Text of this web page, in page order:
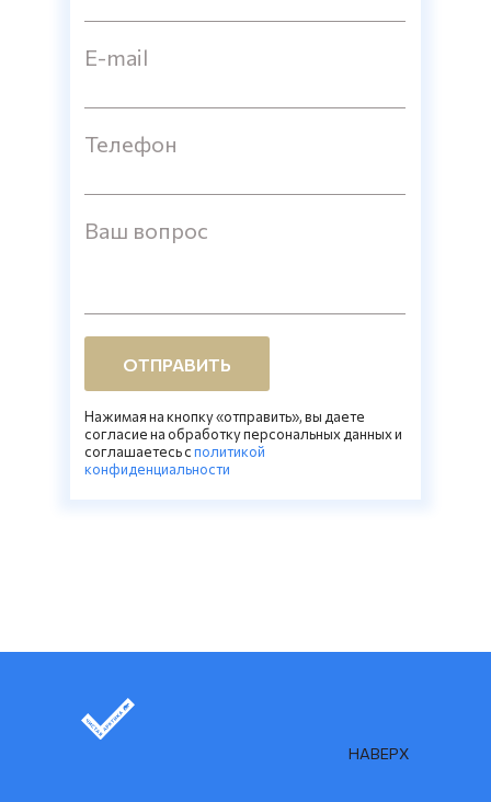
E-mail
Телефон
Ваш вопрос
ОТПРАВИТЬ
Нажимая на кнопку «отправить», вы даете
согласие на обработку персональных данных и
соглашаетесь cполитикой
конфиденциальности
НАВЕРХ